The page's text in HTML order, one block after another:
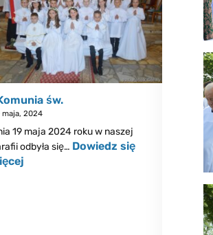
św.
maja, 2024
19 maja 2024 roku w naszej
odbyła się… Dowiedz się